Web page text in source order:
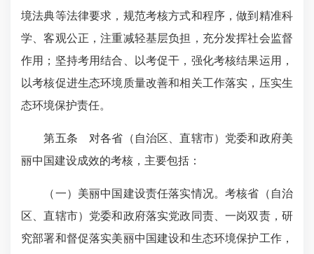
境法典等法律要求，规范考核方式和程序，做到精准科
学、客观公正，注重减轻基层负担，充分发挥社会监督
作用；坚持考用结合、以考促干，强化考核结果运用，
以考核促进生态环境质量改善和相关工作落实，压实生
态环境保护责任。
第五条 对各省（自治区、直辖市）党委和政府美
丽中国建设成效的考核，主要包括：
（一）美丽中国建设责任落实情况。考核省（自治
区、直辖市）党委和政府落实党政同责、一岗双责，研
究部署和督促落实美丽中国建设和生态环境保护工作，